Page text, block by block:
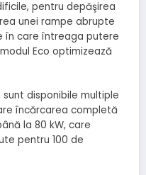
pentru depăşirea
unei rampe abrupte
în care întreaga putere
Eco optimizează
disponibile multiple
încărcarea completă
la 80 kW, care
pentru 100 de